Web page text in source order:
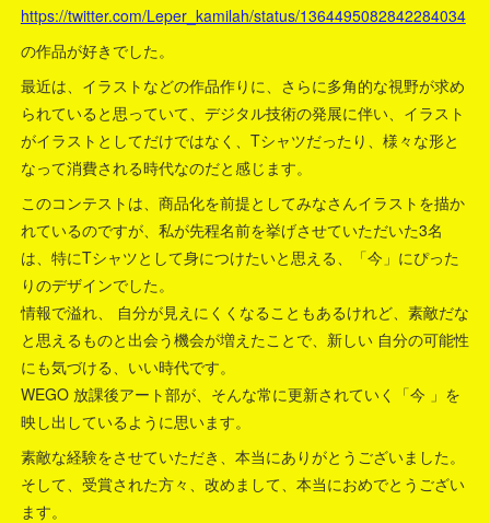
https://twitter.com/Leper_kamilah/status/1364495082842284034
の作品が好きでした。
最近は、イラストなどの作品作りに、さらに多角的な視野が求め
られていると思っていて、デジタル技術の発展に伴い、イラスト
がイラストとしてだけではなく、Tシャツだったり、様々な形と
なって消費される時代なのだと感じます。
このコンテストは、商品化を前提としてみなさんイラストを描か
れているのですが、私が先程名前を挙げさせていただいた3名
は、特にTシャツとして身につけたいと思える、「今」にぴった
りのデザインでした。
情報で溢れ、 自分が見えにくくなることもあるけれど、素敵だな
と思えるものと出会う機会が増えたことで、新しい 自分の可能性
にも気づける、いい時代です。
WEGO 放課後アート部が、そんな常に更新されていく「今 」を
映し出しているように思います。
素敵な経験をさせていただき、本当にありがとうございました。
そして、受賞された方々、改めまして、本当におめでとうござい
ます。